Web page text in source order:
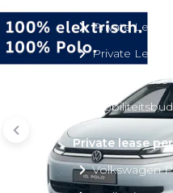
Private Lease
Private Lease
Private
Private lease
Volkswagen